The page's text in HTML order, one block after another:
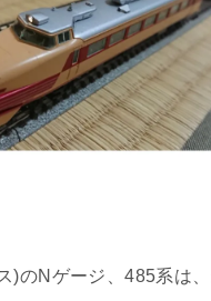
)のNゲージ、485系は